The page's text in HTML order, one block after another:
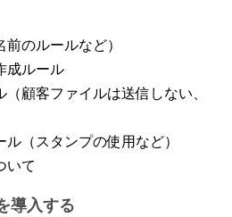
のルールなど）
成ルール
顧客ファイルは送信しない、
（スタンプの使用など）
いて
導入する